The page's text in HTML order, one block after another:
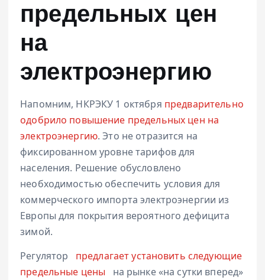
предельных цен
на
электроэнергию
Напомним, НКРЭКУ 1 октября предварительно
одобрило повышение предельных цен на
электроэнергию. Это не отразится на
фиксированном уровне тарифов для
населения. Решение обусловлено
необходимостью обеспечить условия для
коммерческого импорта электроэнергии из
Европы для покрытия вероятного дефицита
зимой.
Регулятор
предлагает установить следующие
предельные цены
на рынке «на сутки вперед»